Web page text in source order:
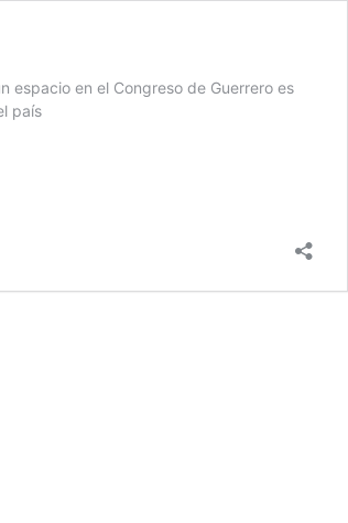
espacio en el Congreso de Guerrero es
país